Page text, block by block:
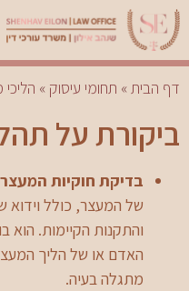
דף הבית» תחומי עיסוק »
ביקורת על
בדיקת חוקיות
של המעצר, כולל וידוא
והתקנות הקיימות. הוא
האדם או של הליך
מתגלה בעיה.